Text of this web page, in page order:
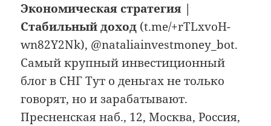
Экономическая стратегия |
Стабильный доход (t.me/+rTLxvoH-
wn82Y2Nk), @nataliainvestmoney_bot.
Самый крупный инвестиционный
блог в СНГ Тут о деньгах не только
говорят, но и зарабатывают.
Пресненская наб., 12, Москва, Россия,